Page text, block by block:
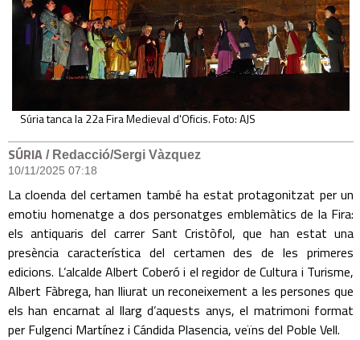
Súria tanca la 22a Fira Medieval d'Oficis. Foto: AJS
SÚRIA / Redacció/Sergi Vàzquez
10/11/2025 07:18
La cloenda del certamen també ha estat protagonitzat per un
emotiu homenatge a dos personatges emblemàtics de la Fira:
els antiquaris del carrer Sant Cristòfol, que han estat una
presència característica del certamen des de les primeres
edicions. L’alcalde Albert Coberó i el regidor de Cultura i Turisme,
Albert Fàbrega, han lliurat un reconeixement a les persones que
els han encarnat al llarg d’aquests anys, el matrimoni format
per Fulgenci Martínez i Cándida Plasencia, veïns del Poble Vell.